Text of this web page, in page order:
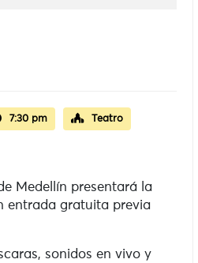
7:30 pm Teatro
Medellín presentará la
entrada gratuita previa
sonidos en vivo y